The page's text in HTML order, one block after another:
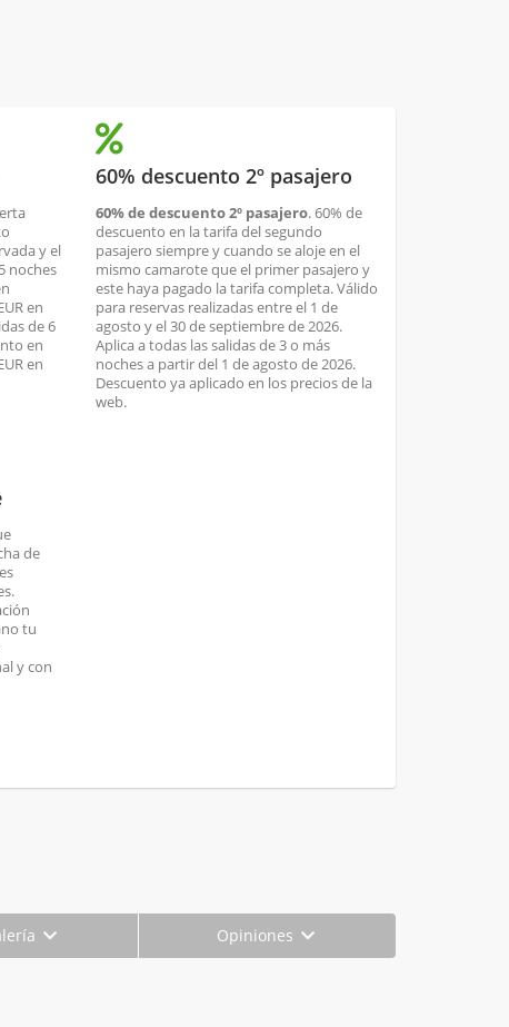
y el
noches
en
de 6
en
en
60% descuento 2º pasajero
60% de descuento 2º pasajero. 60% de
descuento en la tarifa del segundo
pasajero siempre y cuando se aloje en el
mismo camarote que el primer pasajero y
este haya pagado la tarifa completa. Válido
para reservas realizadas entre el 1 de
agosto y el 30 de septiembre de 2026.
Aplica a todas las salidas de 3 o más
noches a partir del 1 de agosto de 2026.
Descuento ya aplicado en los precios de la
web.
de
tu
y con
Opiniones